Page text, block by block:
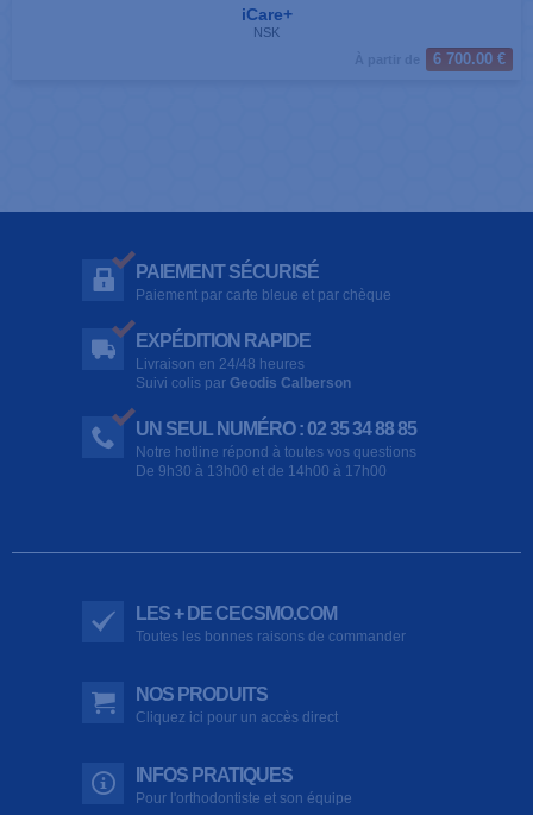
iCare+
NSK
6 700.00 €
PAIEMENT SÉCURISÉ
Paiement par carte bleue et par chèque
EXPÉDITION RAPIDE
Livraison en 24/48 heures
Suivi colis par Geodis Calberson
UN SEUL NUMÉRO : 02 35 34 88 85
Notre hotline répond à toutes vos questions
De 9h30 à 13h00 et de 14h00 à 17h00
LES + DE CECSMO.COM
Toutes les bonnes raisons de commander
NOS PRODUITS
Cliquez ici pour un accès direct
INFOS PRATIQUES
Pour l'orthodontiste et son équipe